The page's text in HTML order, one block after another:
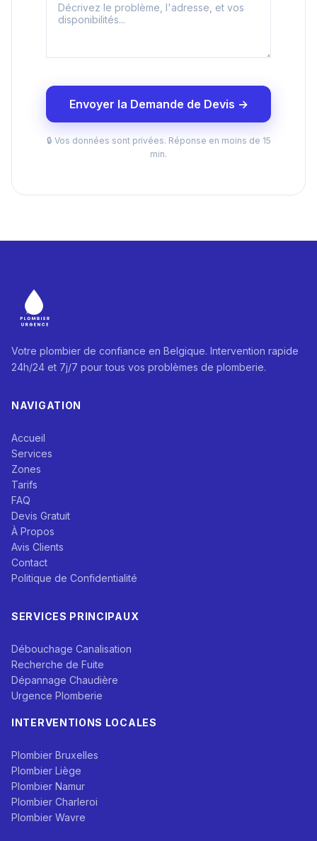
Envoyer la Demande de Devis →
🔒 Vos données sont privées. Réponse en moins de 15
min.
Votre plombier de confiance en Belgique. Intervention rapide
24h/24 et 7j/7 pour tous vos problèmes de plomberie.
NAVIGATION
Accueil
Services
Zones
Tarifs
FAQ
Devis Gratuit
À Propos
Avis Clients
Contact
Politique de Confidentialité
SERVICES PRINCIPAUX
Débouchage Canalisation
Recherche de Fuite
Dépannage Chaudière
Urgence Plomberie
INTERVENTIONS LOCALES
Plombier Bruxelles
Plombier Liège
Plombier Namur
Plombier Charleroi
Plombier Wavre